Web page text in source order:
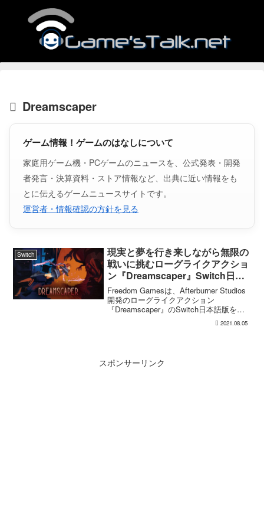
Dreamscaper
ゲーム情報！ゲームのはなしについて
家庭用ゲーム機・PCゲームのニュースを、公式発表・開発
者発言・決算資料・ストア情報など、出典に近い情報をも
とに伝えるゲームニュースサイトです。
運営者・情報確認の方針を見る
Switch
現実と夢を行き来しながら無限の
戦いに挑むローグライクアクショ
ン『Dreamscaper』Switch日本
語版が配信開始
Freedom Gamesは、Afterburner Studios
開発のローグライクアクション
『Dreamscaper』のSwitch日本語版を配
信開始しました。価格は通常2,499円です
が、8月12日までは25%OFFの1,874円で
2021.08.05
スポンサーリンク